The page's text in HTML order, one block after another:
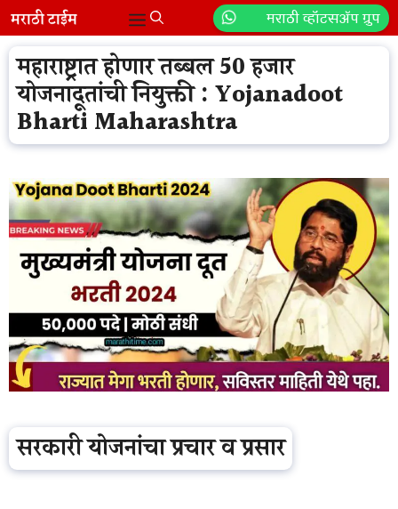
Skip
to
content
मराठी व्हॉटसॲप ग्रुप
Menu
महाराष्ट्रात होणार तब्बल 50 हजार
योजनादूतांची नियुक्ती : Yojanadoot
Bharti Maharashtra
सरकारी योजनांचा प्रचार व प्रसार